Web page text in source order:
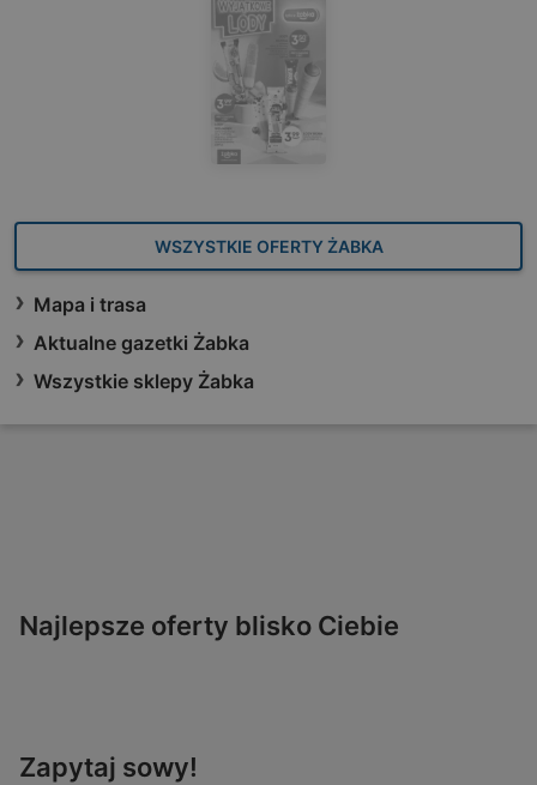
WSZYSTKIE OFERTY ŻABKA
Mapa i trasa
Aktualne gazetki Żabka
Wszystkie sklepy Żabka
Najlepsze oferty blisko Ciebie
Zapytaj sowy!